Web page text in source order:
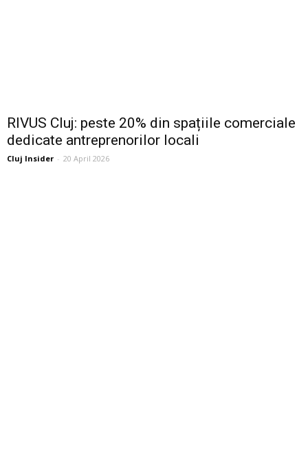
RIVUS Cluj: peste 20% din spațiile comerciale
dedicate antreprenorilor locali
Cluj Insider - 20 April 2026